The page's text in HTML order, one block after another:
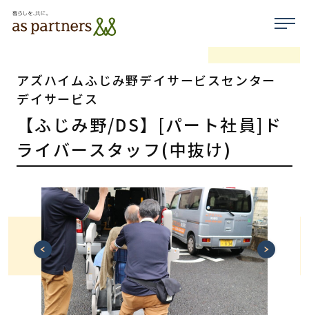
アズハイムふじみ野デイサービスセンター
デイサービス
【ふじみ野/DS】[パート社員]ド
ライバースタッフ(中抜け)